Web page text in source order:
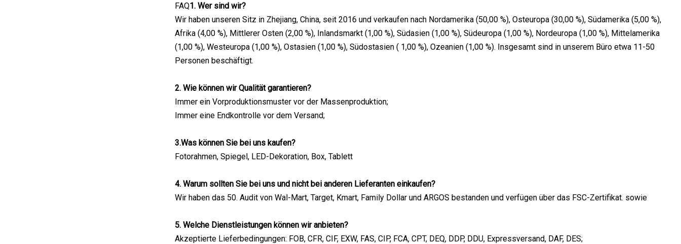
FAQ1. Wer sind wir?
Wir haben unseren Sitz in Zhejiang, China, seit 2016 und verkaufen nach Nordamerika (50,00 %), Osteuropa (30,00 %), Südamerika (5,00 %),
Afrika (4,00 %), Mittlerer Osten (2,00 %), Inlandsmarkt (1,00 %), Südasien (1,00 %), Südeuropa (1,00 %), Nordeuropa (1,00 %), Mittelamerika
(1,00 %), Westeuropa (1,00 %), Ostasien (1,00 %), Südostasien ( 1,00 %), Ozeanien (1,00 %). Insgesamt sind in unserem Büro etwa 11-50
Personen beschäftigt.
2. Wie können wir Qualität garantieren?
Immer ein Vorproduktionsmuster vor der Massenproduktion;
Immer eine Endkontrolle vor dem Versand;
3.Was können Sie bei uns kaufen?
Fotorahmen, Spiegel, LED-Dekoration, Box, Tablett
4. Warum sollten Sie bei uns und nicht bei anderen Lieferanten einkaufen?
Wir haben das 50. Audit von Wal-Mart, Target, Kmart, Family Dollar und ARGOS bestanden und verfügen über das FSC-Zertifikat. sowie
5. Welche Dienstleistungen können wir anbieten?
Akzeptierte Lieferbedingungen: FOB, CFR, CIF, EXW, FAS, CIP, FCA, CPT, DEQ, DDP, DDU, Expressversand, DAF, DES;